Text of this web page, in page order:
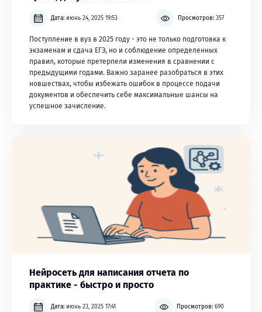
Дата: июнь 24, 2025 19:53 Просмотров: 357
Поступление в вуз в 2025 году - это не только подготовка к
экзаменам и сдача ЕГЭ, но и соблюдение определенных
правил, которые претерпели изменения в сравнении с
предыдущими годами. Важно заранее разобраться в этих
новшествах, чтобы избежать ошибок в процессе подачи
документов и обеспечить себе максимальные шансы на
успешное зачисление.
Нейросеть для написания отчета по
практике - быстро и просто
Дата: июнь 23, 2025 17:41 Просмотров: 690